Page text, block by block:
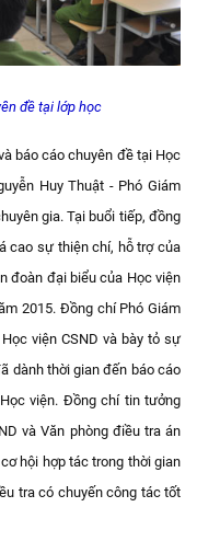
đề tại lớp học
báo cáo chuyên đề tại Học
Huy Thuật - Phó Giám
gia. Tại buổi tiếp, đồng
cao sự thiện chí, hỗ trợ của
đoàn đại biểu của Học viện
2015. Đồng chí Phó Giám
viện CSND và bày tỏ sự
dành thời gian đến báo cáo
viện. Đồng chí tin tưởng
và Văn phòng điều tra án
hội hợp tác trong thời gian
tra có chuyến công tác tốt